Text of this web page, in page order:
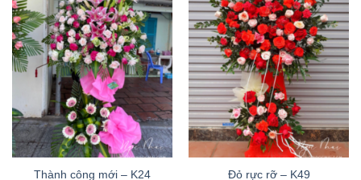
Thành công mới – K24
Đỏ rực rỡ – K49